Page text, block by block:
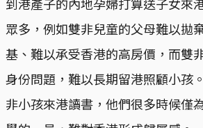
眾多，例如雙非兒童的父母難以拋
基、難以承受香港的高房價，而雙
身份問題，難以長期留港照顧小孩
非小孩來港讀書，他們很多時候僅